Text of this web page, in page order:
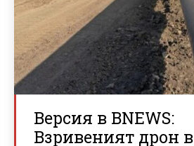
Версия в BNEWS:
Взривеният дрон в